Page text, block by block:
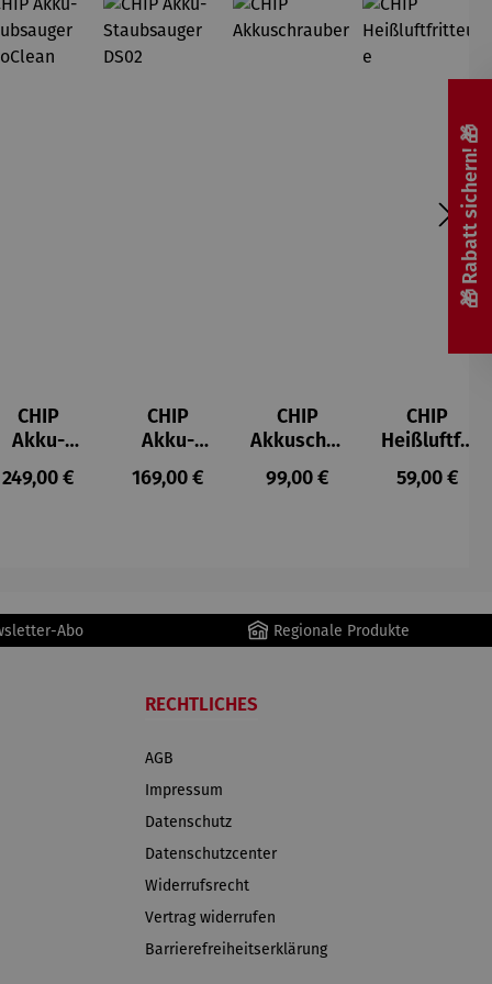
CHIP
Akku-
ger
Regulärer Preis:
249,00 €
CHIP
Akku-
Staubsau
ger DS02
Regulärer Preis:
169,00 €
CHIP
Akkuschra
uber
Regulärer Preis:
99,00 €
CHIP
Heißluftfri
tteuse
Regulärer
59,00 €
Abo Regionale Produkte
RECHTLICHES
AGB
Impressum
Datenschutz
Datenschutzcenter
Widerrufsrecht
Vertrag widerrufen
Barrierefreiheitserklärung
🎁 Rabatt sichern! 🎁